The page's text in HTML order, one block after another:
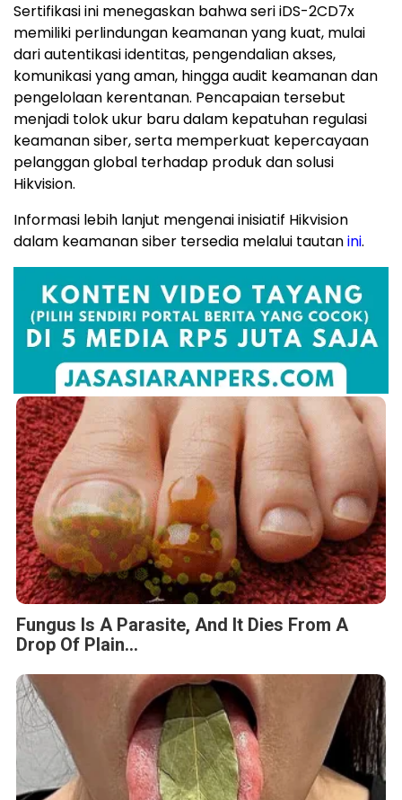
Sertifikasi ini menegaskan bahwa seri iDS-2CD7x
memiliki perlindungan keamanan yang kuat, mulai
dari autentikasi identitas, pengendalian akses,
komunikasi yang aman, hingga audit keamanan dan
pengelolaan kerentanan. Pencapaian tersebut
menjadi tolok ukur baru dalam kepatuhan regulasi
keamanan siber, serta memperkuat kepercayaan
pelanggan global terhadap produk dan solusi
Hikvision.
Informasi lebih lanjut mengenai inisiatif Hikvision
dalam keamanan siber tersedia melalui tautanini.
Fungus Is A Parasite, And It Dies From A
Drop Of Plain...